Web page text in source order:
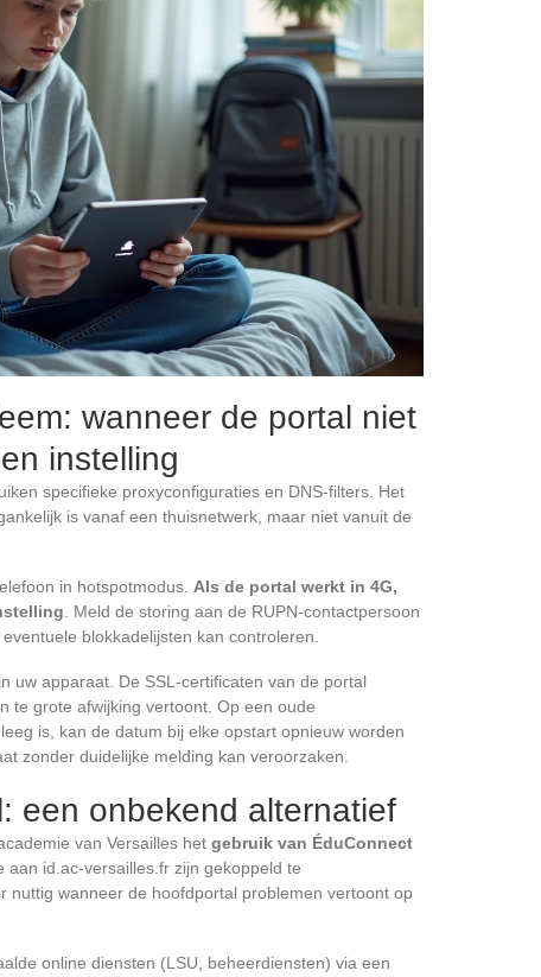
wanneer de portal niet
instelling
specifieke proxyconfiguraties en DNS-filters. Het
is vanaf een thuisnetwerk, maar niet vanuit de
in hotspotmodus. Als de portal werkt in 4G,
. Meld de storing aan de RUPN-contactpersoon
blokkadelijsten kan controleren.
uw apparaat. De SSL-certificaten van de portal
te grote afwijking vertoont. Op een oude
is, kan de datum bij elke opstart opnieuw worden
zonder duidelijke melding kan veroorzaken.
een onbekend alternatief
van Versailles het gebruik van ÉduConnect
id.ac-versailles.fr zijn gekoppeld te
nuttig wanneer de hoofdportal problemen vertoont op
online diensten (LSU, beheerdiensten) via een